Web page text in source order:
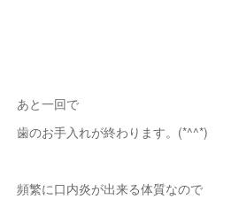
あと一回で
歯のお手入れが終わります。(*^^*)
頻繁に口内炎が出来る体質なので